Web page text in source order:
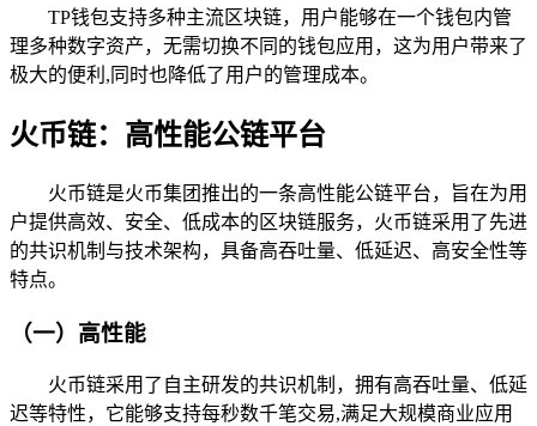
TP钱包支持多种主流区块链，用户能够在一个钱包内管
理多种数字资产，无需切换不同的钱包应用，这为用户带来了
极大的便利,同时也降低了用户的管理成本。
火币链：高性能公链平台
火币链是火币集团推出的一条高性能公链平台，旨在为用
户提供高效、安全、低成本的区块链服务，火币链采用了先进
的共识机制与技术架构，具备高吞吐量、低延迟、高安全性等
特点。
（一）高性能
火币链采用了自主研发的共识机制，拥有高吞吐量、低延
迟等特性，它能够支持每秒数千笔交易,满足大规模商业应用